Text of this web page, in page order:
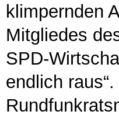
klimpernden
Mitgliedes
SPD-
endlich